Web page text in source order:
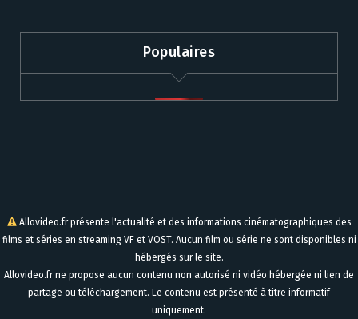
Populaires
Allovideo.fr présente l'actualité et des informations cinématographiques des
films et séries en streaming VF et VOST. Aucun film ou série ne sont disponibles ni
hébergés sur le site.
Allovideo.fr ne propose aucun contenu non autorisé ni vidéo hébergée ni lien de
partage ou téléchargement. Le contenu est présenté à titre informatif
uniquement.